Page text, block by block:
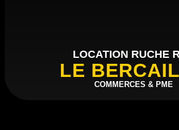
LOCATION RUCHE
LE
COMMERCES & PME